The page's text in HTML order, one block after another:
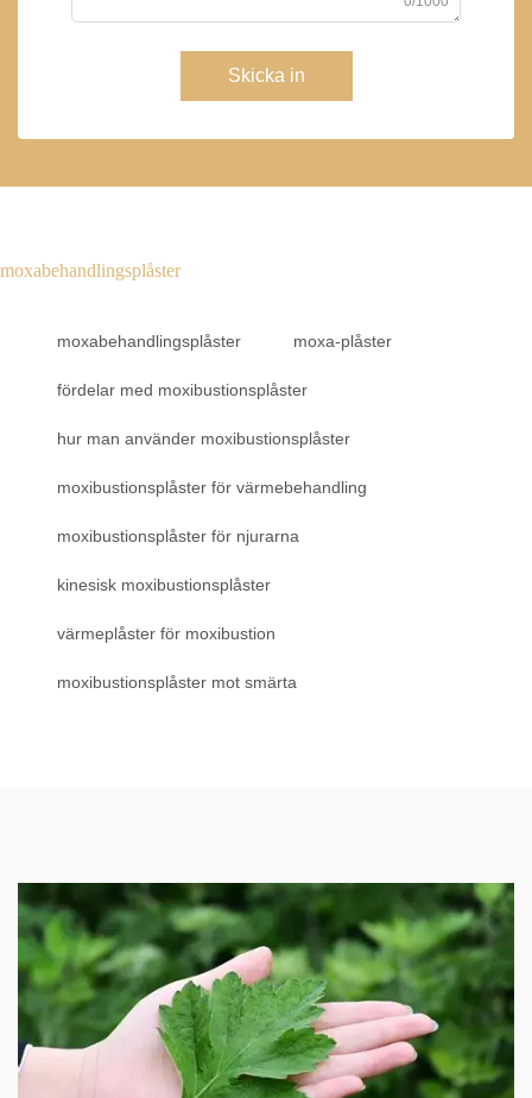
Skicka in
moxabehandlingsplåster
moxabehandlingsplåster moxa-plåster
fördelar med moxibustionsplåster
hur man använder moxibustionsplåster
moxibustionsplåster för värmebehandling
moxibustionsplåster för njurarna
kinesisk moxibustionsplåster
värmeplåster för moxibustion
moxibustionsplåster mot smärta